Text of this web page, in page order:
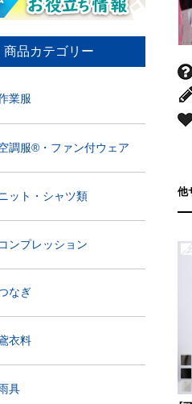
商品カテゴリー
業服
調服®・ファン付ウェア
ット・シャツ類
コンプレッション
なぎ
衣料
具
他